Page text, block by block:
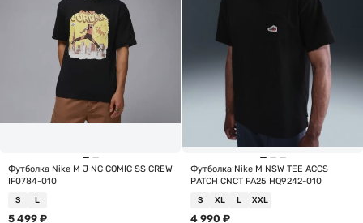
Футболка Nike M J NC COMIC SS CREW
IF0784-010
S L
5 499 ₽
Футболка Nike M NSW TEE ACCS
PATCH CNCT FA25 HQ9242-010
S XL L XXL
4 990 ₽